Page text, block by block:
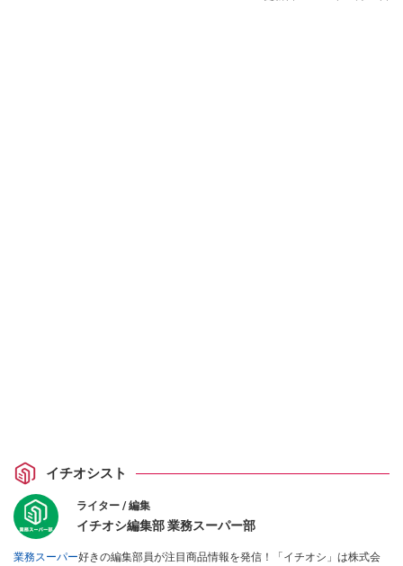
イチオシスト
ライター / 編集
イチオシ編集部 業務スーパー部
業務スーパー好きの編集部員が注目商品情報を発信！「イチオシ」は株式会